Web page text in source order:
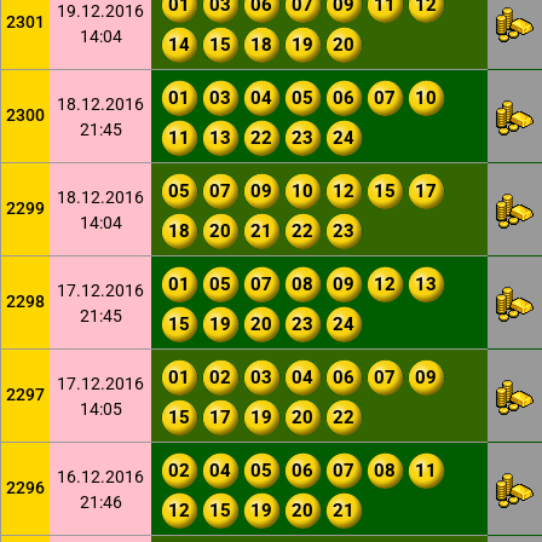
2301
19.12.2016
14:04
01 03 06 07 09 11
12
14
15 18 19 20
2300
18.12.2016
21:45
01 03 04 05 06 07
10
11
13 22 23 24
2299
18.12.2016
14:04
05 07 09 10 12 15
17
18
20 21 22 23
2298
17.12.2016
21:45
01 05 07 08 09 12
13
15
19 20 23 24
2297
17.12.2016
14:05
01 02 03 04 06 07
09
15
17 19 20 22
2296
16.12.2016
21:46
02 04 05 06 07 08
11
12
15 19 20 21